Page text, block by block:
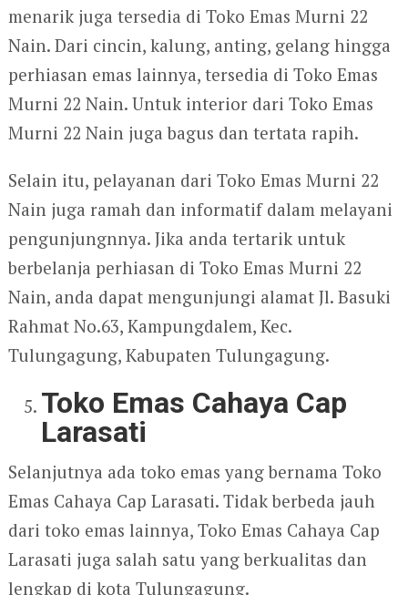
menarik juga tersedia di Toko Emas Murni 22
Nain. Dari cincin, kalung, anting, gelang hingga
perhiasan emas lainnya, tersedia di Toko Emas
Murni 22 Nain. Untuk interior dari Toko Emas
Murni 22 Nain juga bagus dan tertata rapih.
Selain itu, pelayanan dari Toko Emas Murni 22
Nain juga ramah dan informatif dalam melayani
pengunjungnnya. Jika anda tertarik untuk
berbelanja perhiasan di Toko Emas Murni 22
Nain, anda dapat mengunjungi alamat Jl. Basuki
Rahmat No.63, Kampungdalem, Kec.
Tulungagung, Kabupaten Tulungagung.
Toko Emas Cahaya Cap
Larasati
Selanjutnya ada toko emas yang bernama Toko
Emas Cahaya Cap Larasati. Tidak berbeda jauh
dari toko emas lainnya, Toko Emas Cahaya Cap
Larasati juga salah satu yang berkualitas dan
lengkap di kota Tulungagung.